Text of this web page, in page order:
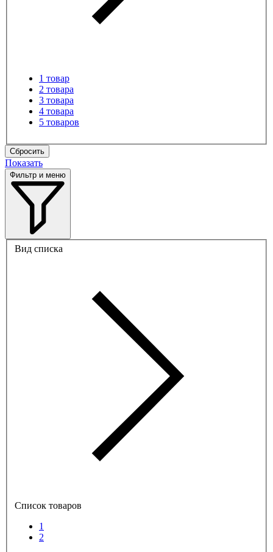
1 товар
2 товара
3 товара
4 товара
5 товаров
Сбросить
Показать
Фильтр и меню
Вид списка
Список товаров
1
2